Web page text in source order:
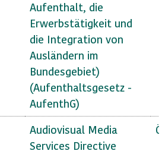
Aufenthalt, die
Erwerbstätigkeit und
die Integration von
Ausländern im
Bundesgebiet)
(Aufenthaltsgesetz -
AufenthG)
Audiovisual Media
Services Directive